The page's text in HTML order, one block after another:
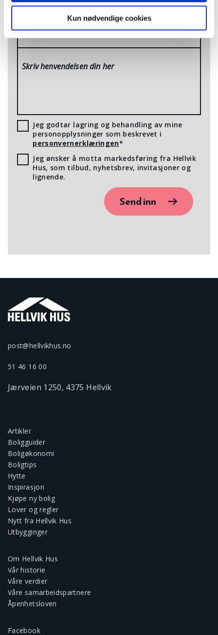
Kun nødvendige cookies
E-post*
Skriv henvendelsen din her
Jeg godtar lagring og behandling av mine
personopplysninger som beskrevet i
personvernerklæringen*
Jeg ønsker å motta markedsføring fra Hellvik
Hus, som tilbud, nyhetsbrev, invitasjoner og
lignende.
Send inn
post@hellvikhus.no
51 46 16 00
Jærveien 1250, 4375 Hellvik
Artikler
Boligguider
Boligøkonomi
Boligtips
Hytte
Inspirasjon
Kjøpe ny bolig
Lover og regler
Nytt fra Hellvik Hus
Utbygginger
Om Hellvik Hus
Vår historie
Våre verdier
Våre samarbeidspartnere
Åpenhetsloven
Facebook